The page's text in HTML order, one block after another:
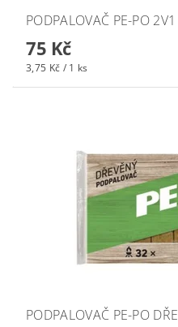
PODPALOVAČ PE-PO
75 Kč
3,75 Kč / 1 ks
PODPALOVAČ PE-PO